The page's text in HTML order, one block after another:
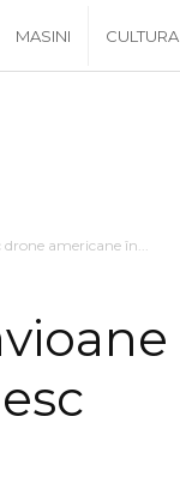
MASINI CULTURA
americane în...